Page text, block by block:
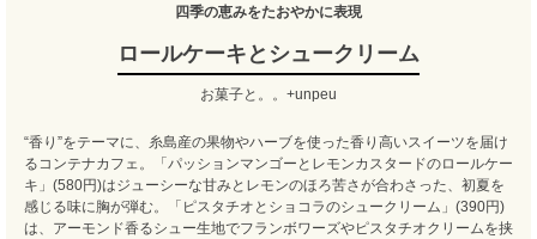
四季の恵みをたおやかに表現
ロールケーキとシュークリーム
お菓子と。。+unpeu
“香り”をテーマに、糸島産の果物やハーブを使った香り高いスイーツを届け
るコンテナカフェ。「パッションマンゴーとレモンカスタードのロールケー
キ」(580円)はジューシーな甘みとレモンのほろ苦さが合わさった、初夏を
感じる味に胸が弾む。「ピスタチオとショコラのシュークリーム」(390円)
は、アーモンド香るシュー生地でフランボワーズやピスタチオクリームを挟